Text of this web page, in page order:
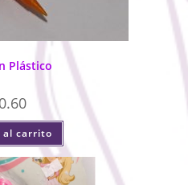
Plástico
0.60
al carrito